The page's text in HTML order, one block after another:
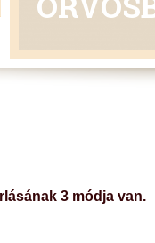
3 módja van.